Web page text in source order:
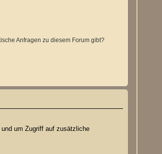
Anfragen zu diesem Forum gibt?
um Zugriff auf zusätzliche